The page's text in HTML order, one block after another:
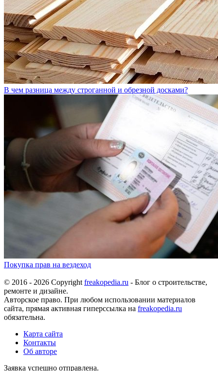
В чем разница между строганной и обрезной досками?
Покупка прав на вездеход
© 2016 - 2026 Copyrightfreakopedia.ru - Блог о строительстве,
ремонте и дизайне.
Авторское право. При любом использовании материалов
сайта, прямая активная гиперссылка на freakopedia.ru
обязательна.
Карта сайта
Контакты
Об авторе
Заявка успешно отправлена.